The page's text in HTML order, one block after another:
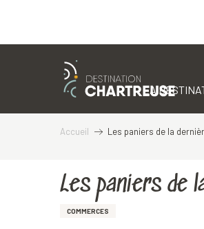
LA
Accueil Les paniers de la
Les paniers de
COMMERCES